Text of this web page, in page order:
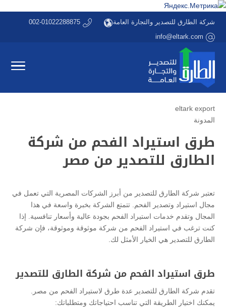
شركة الطارق للتصدير والتجارة العامة
002-01022288875
info@eltark.com
eltark export
المدونة
طرق استيراد الفحم من شركة
الطارق للتصدير من مصر
تعتبر شركة الطارق للتصدير من أبرز الشركات المصرية التي تعمل في
مجال استيراد وتصدير الفحم. تتمتع الشركة بخبرة واسعة في هذا
المجال وتقدم خدمات استيراد الفحم بجودة عالية وأسعار تنافسية. إذا
كنت ترغب في استيراد الفحم من شركة موثوقة وموثوقة، فإن شركة
الطارق للتصدير هي الخيار الأمثل لك.
طرق استيراد الفحم من شركة الطارق للتصدير
تقدم شركة الطارق للتصدير عدة طرق لاستيراد الفحم من مصر.
يمكنك اختيار الطريقة التي تناسب احتياجاتك ومتطلباتك: